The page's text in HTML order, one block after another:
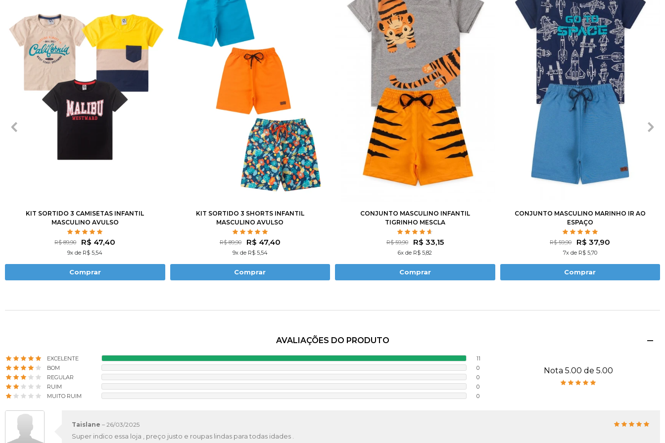
KIT SORTIDO 3 CAMISETAS INFANTIL
MASCULINO AVULSO
R$ 89,90 R$ 47,40
9x de R$ 5,54
Comprar
8 10
KIT SORTIDO 3 SHORTS INFANTIL
MASCULINO AVULSO
R$ 89,90 R$ 47,40
9x de R$ 5,54
Comprar
CONJUNTO MASCULINO INFANTIL
TIGRINHO MESCLA
R$ 59,90 R$ 33,15
6x de R$ 5,82
Comprar
CONJUNTO MASCULINO MARINHO IR AO
ESPAÇO
R$ 59,90 R$ 37,90
7x de R$ 5,70
Comprar
AVALIAÇÕES DO PRODUTO
EXCELENTE
11
BOM
0
REGULAR
0
RUIM
0
MUITO RUIM
0
Nota 5.00 de 5.00
Taislane – 26/03/2025
Super indico essa loja , preço justo e roupas lindas para todas idades .